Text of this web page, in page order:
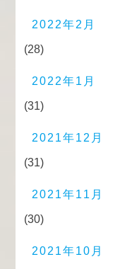
2022年2月
(28)
2022年1月
(31)
2021年12月
(31)
2021年11月
(30)
2021年10月